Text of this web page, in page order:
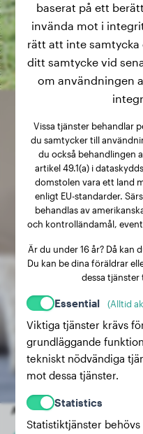
Andra slumpmässiga
baserat på ett
invända mot i
rätt att inte samtycka
ditt samtycke vid
om användningen
Vissa tjänster behandlar
du samtycker till
du också behandlingen
artikel 49.1(a) i
domstolen vara ett land
enligt EU-standarder.
behandlas av
och kontrolländamål,
Är du under 16 år? Då kan
Du kan be dina föräldrar
dessa tjänster
Essential (Alltid
Viktiga tjänster krävs
grundläggande
tekniskt nödvändiga
mot dessa tjänster.
Statistics
Statistiktjänster